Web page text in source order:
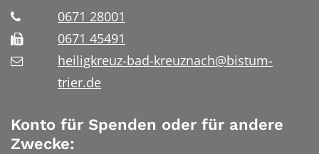
0671 28001
0671 45491
heiligkreuz-bad-kreuznach@bistum-
trier.de
Konto für Spenden oder für andere
Zwecke: